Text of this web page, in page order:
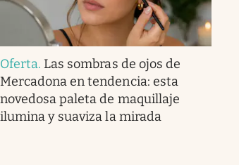
Oferta. Las sombras de ojos de
Mercadona en tendencia: esta
novedosa paleta de maquillaje
ilumina y suaviza la mirada